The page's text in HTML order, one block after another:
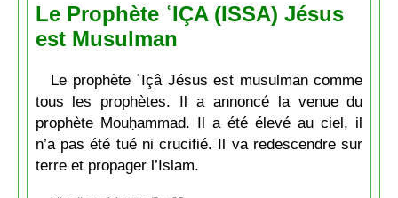
Le Prophète ʿIÇA (ISSA) Jésus
est Musulman
Le prophète ʿIçâ Jésus est musulman comme
tous les prophètes. Il a annoncé la venue du
prophète Mouḥammad. Il a été élevé au ciel, il
n’a pas été tué ni crucifié. Il va redescendre sur
terre et propager l’Islam.